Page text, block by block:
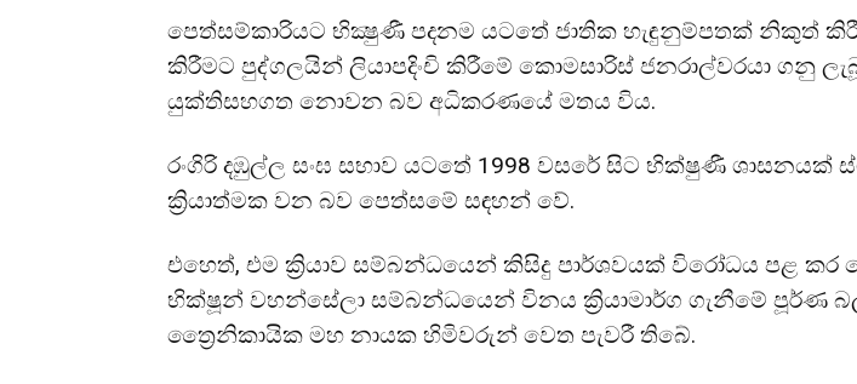
පෙත්සම්කාරියට භික්‍ෂුණී පදනම යටතේ ජාතික හැඳුනුම්පතක් නිකුත්
කිරීමට පුද්ගලයින් ලියාපදිංචි කිරීමේ කොමසාරිස් ජනරාල්වරයා ගනු
යුක්තිසහගත නොවන බව අධිකරණයේ මතය විය.
රංගිරි දඹුල්ල සංඝ සභාව යටතේ 1998 වසරේ සිට භික්ෂුණී ශාසනයක්
ක්‍රියාත්මක වන බව පෙත්සමේ සඳහන් වේ.
එහෙත්, එම ක්‍රියාව සම්බන්ධයෙන් කිසිදු පාර්ශවයක් විරෝධය පළ කර
භික්ෂූන් වහන්සේලා සම්බන්ධයෙන් විනය ක්‍රියාමාර්ග ගැනීමේ පූර්ණ
ත්‍රෛනිකායික මහ නායක හිමිවරුන් වෙත පැවරී තිබේ.